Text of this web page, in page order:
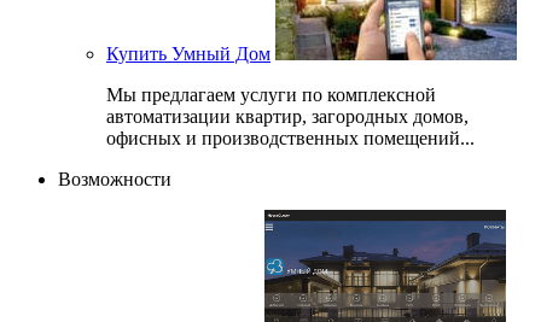
Купить Умный Дом
Мы предлагаем услуги по комплексной
автоматизации квартир, загородных домов,
офисных и производственных помещений...
Возможности